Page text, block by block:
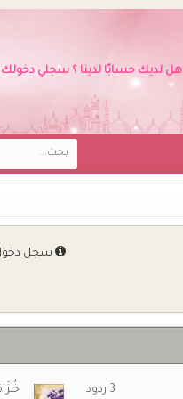
هل لديك حسابًا لدينا ؟ سجلي دخولك
سجل دخول
3 ردود